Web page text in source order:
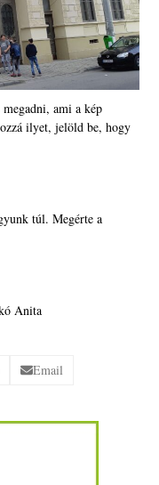
túl. Megérte a
Anita
Email